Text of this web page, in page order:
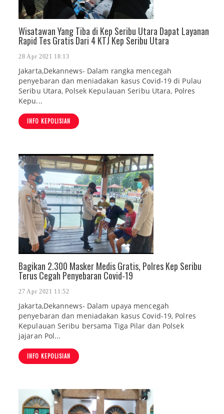
Wisatawan Yang Tiba di Kep Seribu Utara Dapat Layanan
Rapid Tes Gratis Dari 4 KTJ Kep Seribu Utara
28 Apr 2021 18:13
Jakarta,Dekannews- Dalam rangka mencegah
penyebaran dan meniadakan kasus Covid-19 di Pulau
Seribu Utara, Polsek Kepulauan Seribu Utara, Polres
Kepu...
INFO KEPOLISIAN
Bagikan 2.300 Masker Medis Gratis, Polres Kep Seribu
Terus Cegah Penyebaran Covid-19
27 Apr 2021 11:52
Jakarta,Dekannews- Dalam upaya mencegah
penyebaran dan meniadakan kasus Covid-19, Polres
Kepulauan Seribu bersama Tiga Pilar dan Polsek
jajaran Pol...
INFO KEPOLISIAN